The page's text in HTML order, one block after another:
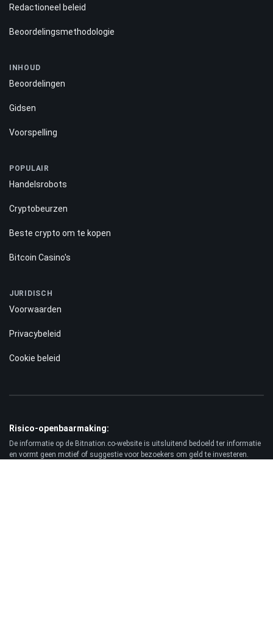
Redactioneel beleid
Beoordelingsmethodologie
INHOUD
Beoordelingen
Gidsen
Voorspelling
POPULAIR
Handelsrobots
Cryptobeurzen
Beste crypto om te kopen
Bitcoin Casino's
JURIDISCH
Voorwaarden
Privacybeleid
Cookie beleid
Risico-openbaarmaking:
De informatie op de Bitnation.co-website is uitsluitend bedoeld ter informatie
en vormt geen motief of suggestie voor bezoekers om geld te investeren.